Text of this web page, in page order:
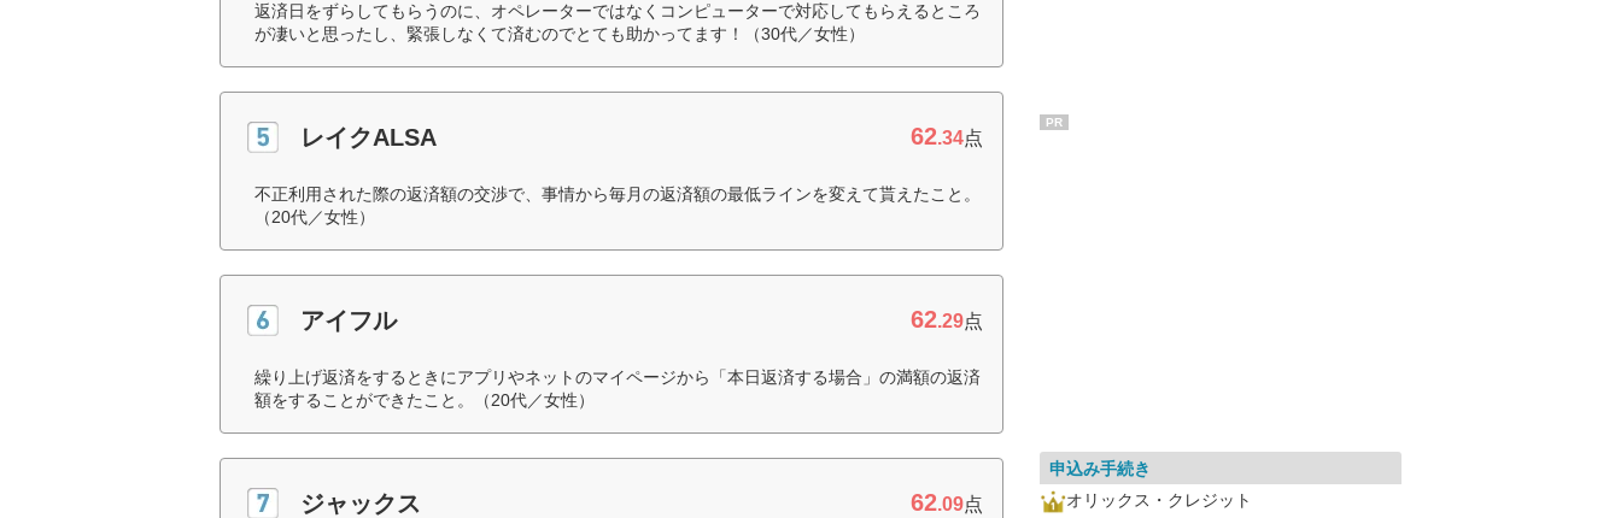
返済日をずらしてもらうのに、オペレーターではなくコンピューターで対応してもらえるところ
が凄いと思ったし、緊張しなくて済むのでとても助かってます！（30代／女性）
レイクALSA 62.34点
不正利用された際の返済額の交渉で、事情から毎月の返済額の最低ラインを変えて貰えたこと。
（20代／女性）
アイフル 62.29点
繰り上げ返済をするときにアプリやネットのマイページから「本日返済する場合」の満額の返済
額をすることができたこと。（20代／女性）
ジャックス 62.09点
PR
申込み手続き
オリックス・クレジット